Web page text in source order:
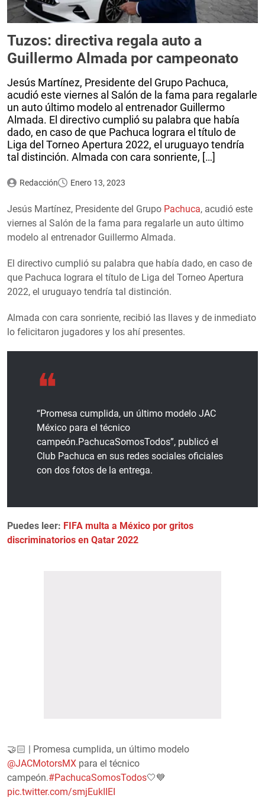
Tuzos: directiva regala auto a
Guillermo Almada por campeonato
Jesús Martínez, Presidente del Grupo Pachuca,
acudió este viernes al Salón de la fama para regalarle
un auto último modelo al entrenador Guillermo
Almada. El directivo cumplió su palabra que había
dado, en caso de que Pachuca lograra el título de
Liga del Torneo Apertura 2022, el uruguayo tendría
tal distinción. Almada con cara sonriente, […]
Redacción Enero 13, 2023
Jesús Martínez, Presidente del Grupo Pachuca, acudió este
viernes al Salón de la fama para regalarle un auto último
modelo al entrenador Guillermo Almada.
El directivo cumplió su palabra que había dado, en caso de
que Pachuca lograra el título de Liga del Torneo Apertura
2022, el uruguayo tendría tal distinción.
Almada con cara sonriente, recibió las llaves y de inmediato
lo felicitaron jugadores y los ahí presentes.
“Promesa cumplida, un último modelo JAC
México para el técnico
campeón.PachucaSomosTodos”, publicó el
Club Pachuca en sus redes sociales oficiales
con dos fotos de la entrega.
Puedes leer: FIFA multa a México por gritos
discriminatorios en Qatar 2022
🤝🏻 | Promesa cumplida, un último modelo
@JACMotorsMX para el técnico
campeón.#PachucaSomosTodos🤍💙
pic.twitter.com/smjEukIIEI